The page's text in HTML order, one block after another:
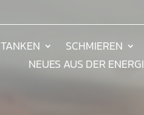
TANKEN SCHMIEREN
NEUES AUS DER